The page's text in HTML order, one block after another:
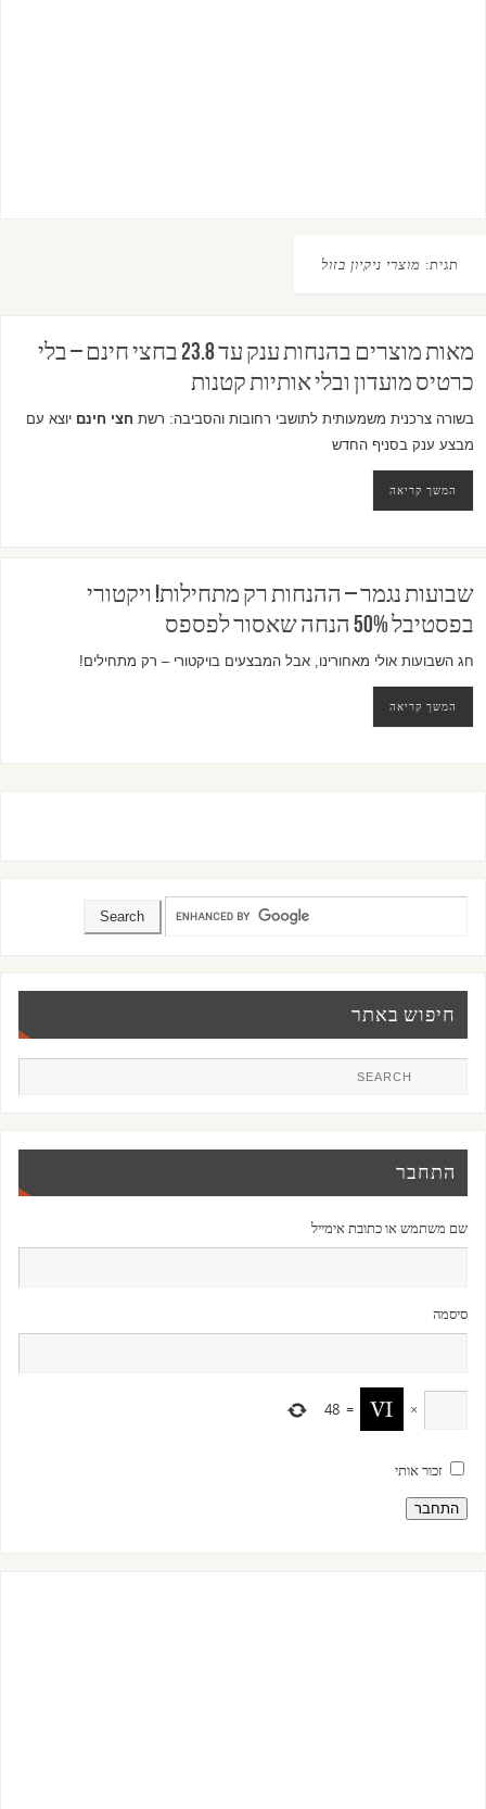
תגית: מוצרי ניקיון בזול
מאות מוצרים בהנחות ענק עד 23.8 בחצי חינם – בלי
כרטיס מועדון ובלי אותיות קטנות
בשורה צרכנית משמעותית לתושבי רחובות והסביבה: רשת חצי חינם יוצא עם
מבצע ענק בסניף החדש
המשך קריאה
שבועות נגמר – ההנחות רק מתחילות! ויקטורי
בפסטיבל 50% הנחה שאסור לפספס
חג השבועות אולי מאחורינו, אבל המבצעים בויקטורי – רק מתחילים!
המשך קריאה
חיפוש באתר
התחבר
שם משתמש או כתובת אימייל
סיסמה
×
=
48
זכור אותי
התחבר